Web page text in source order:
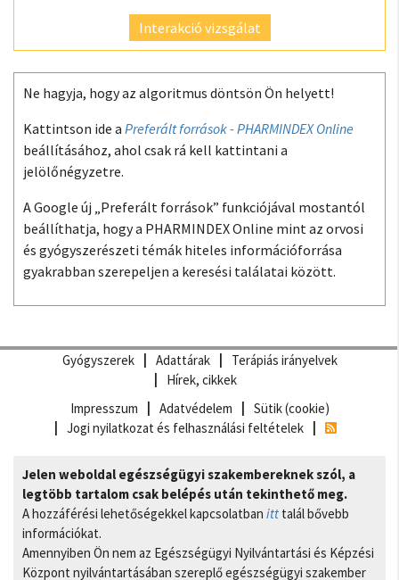
Interakció vizsgálat
Ne hagyja, hogy az algoritmus döntsön Ön helyett!
Kattintson ide a Preferált források - PHARMINDEX Online
beállításához, ahol csak rá kell kattintani a
jelölőnégyzetre.
A Google új „Preferált források” funkciójával mostantól
beállíthatja, hogy a PHARMINDEX Online mint az orvosi
és gyógyszerészeti témák hiteles információforrása
gyakrabban szerepeljen a keresési találatai között.
Gyógyszerek Adattárak
Terápiás irányelvek
Hírek, cikkek
Impresszum
Adatvédelem
Sütik (cookie)
Jogi nyilatkozat és felhasználási feltételek
Jelen weboldal egészségügyi szakembereknek szól, a
legtöbb tartalom csak belépés után tekinthető meg.
A hozzáférési lehetőségekkel kapcsolatban itt talál bővebb
információkat.
Amennyiben Ön nem az Egészségügyi Nyilvántartási és Képzési
Központ nyilvántartásában szereplő egészségügyi szakember